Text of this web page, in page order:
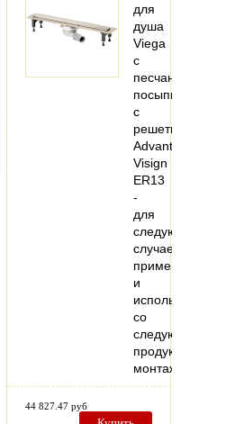
для
душа
Viega
с
песчаной
посыпкой,
с
решеткой
Advantix
Visign
ER13
-
для
следующих
случаев
применения
и
использования
со
следующей
продукцией:
монтаж…
44 827.47 руб